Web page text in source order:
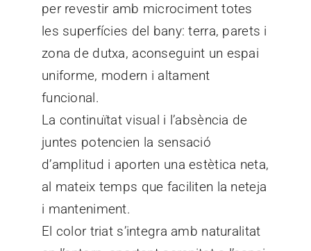
per revestir amb microciment totes
les superfícies del bany: terra, parets i
zona de dutxa, aconseguint un espai
uniforme, modern i altament
funcional.
La continuïtat visual i l’absència de
juntes potencien la sensació
d’amplitud i aporten una estètica neta,
al mateix temps que faciliten la neteja
i manteniment.
El color triat s’integra amb naturalitat